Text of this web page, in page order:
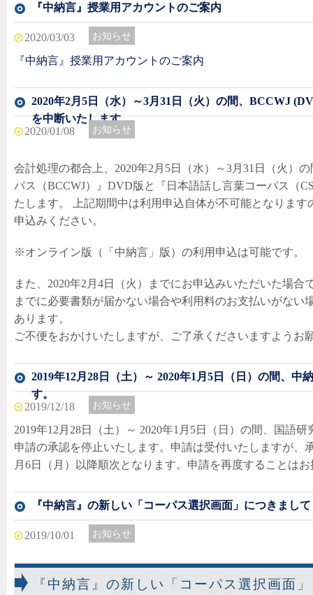
『中納言』授業用アカウントのご案内
2020/03/03 お知らせ
『中納言』授業用アカウントのご案内
2020年2月5日（水）～3月31日（火）の間、BCCWJ
を中断いたします。
2020/01/08
お知らせ
会計処理の都合上、2020年2月5日（水）～3月31日（火）
パス（BCCWJ）』DVD版と『日本語話し言葉コーパス（
たします。 上記期間中は利用申込自体が不可能となりま
申込みください。
※オンライン版（「中納言」版）の利用申込は可能です。
また、2020年2月4日（火）までにお申込みいただいた場
までに必要書類が届かない場合や利用料のお支払いがない
あります。
ご不便をおかけいたしますが、ご了承くださいますようお
2019年12月28日（土）～ 2020年1月5日（日）の間、中
す。
2019/12/18
お知らせ
2019年12月28日（土）～ 2020年1月5日（日）の間、国語
申請の承認を停止いたします。申請は受付いたしますが、
月6日（月）以降順次となります。申請を再度することは
『中納言』の新しい「コーパス選択画面」につきまして
2019/10/01 お知らせ
『中納言』の新しい「コーパス選択画面